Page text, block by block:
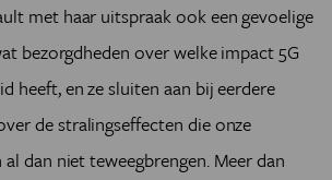
met haar uitspraak ook een gevoelige
bezorgdheden over welke impact 5G
heeft, en ze sluiten aan bij eerdere
de stralingseffecten die onze
dan niet teweegbrengen. Meer dan